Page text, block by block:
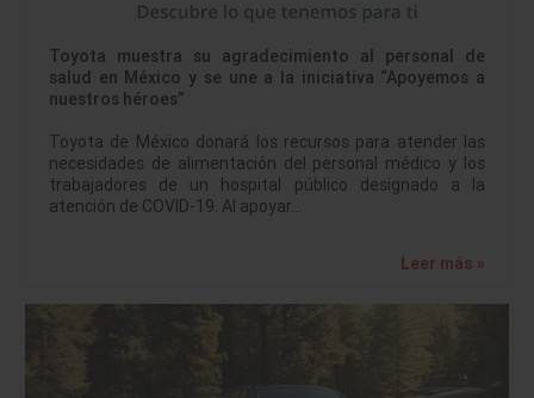
Toyota muestra su agradecimiento al personal de
salud en México y se une a la iniciativa “Apoyemos a
nuestros héroes”
Toyota de México donará los recursos para atender las
necesidades de alimentación del personal médico y los
trabajadores de un hospital público designado a la
atención de COVID-19. Al apoyar…
Leer más »